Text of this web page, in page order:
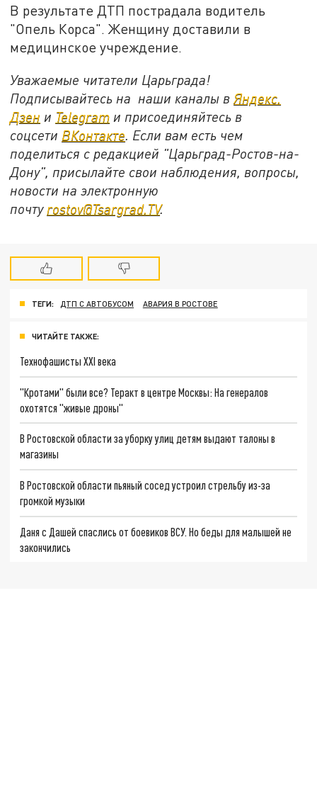
В результате ДТП пострадала водитель
"Опель Корса". Женщину доставили в
медицинское учреждение.
Уважаемые читатели Царьграда!
Подписывайтесь на наши каналы в Яндекс.
Дзен и Telegram и присоединяйтесь в
соцсети ВКонтакте . Если вам есть чем
поделиться с редакцией "Царьград-Ростов-на-
Дону", присылайте свои наблюдения, вопросы,
новости на электронную
почту rostov@Tsargrad.ТV.
ТЕГИ: ДТП С АВТОБУСОМ АВАРИЯ В РОСТОВЕ
ЧИТАЙТЕ ТАКЖЕ:
Технофашисты XXI века
"Кротами" были все? Теракт в центре Москвы: На генералов
охотятся "живые дроны"
В Ростовской области за уборку улиц детям выдают талоны в
магазины
В Ростовской области пьяный сосед устроил стрельбу из-за
громкой музыки
Даня с Дашей спаслись от боевиков ВСУ. Но беды для малышей не
закончились